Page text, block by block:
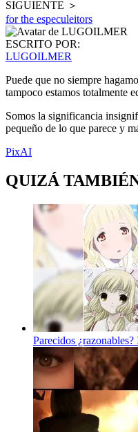
SIGUIENTE ＞
for the especuleitors
ESCRITO POR:
LUGOILMER
Puede que no siempre
tampoco estamos totalmente
Somos la significancia
pequeño de lo que parece y
PixAI
QUIZÁ
Parecidos